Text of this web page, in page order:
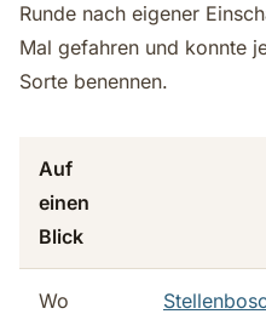
Runde nach eigener
Mal gefahren und konnte
Sorte benennen.
Auf
einen
Blick
Wo